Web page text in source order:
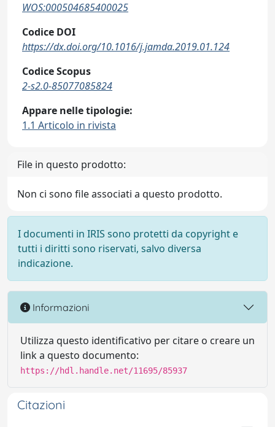
WOS:000504685400025
Codice DOI
https://dx.doi.org/10.1016/j.jamda.2019.01.124
Codice Scopus
2-s2.0-85077085824
Appare nelle tipologie:
1.1 Articolo in rivista
File in questo prodotto:
Non ci sono file associati a questo prodotto.
I documenti in IRIS sono protetti da copyright e
tutti i diritti sono riservati, salvo diversa
indicazione.
Informazioni
Utilizza questo identificativo per citare o creare un
link a questo documento:
https://hdl.handle.net/11695/85937
Citazioni